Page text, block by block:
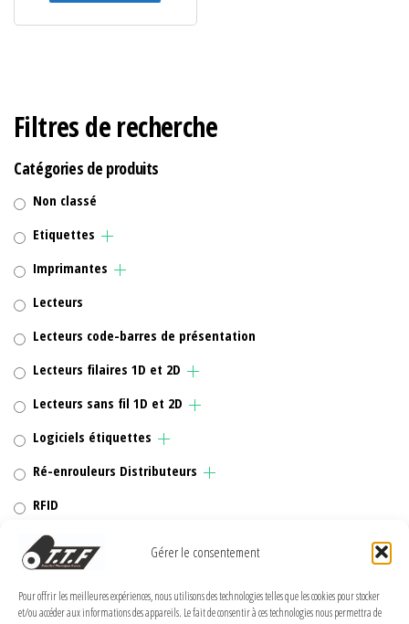
Gérer le consentement
Pour offrir les meilleures expériences, nous utilisons des technologies telles que les cookies pour stocker
et/ou accéder aux informations des appareils. Le fait de consentir à ces technologies nous permettra de
Filtres de recherche
Catégories de produits
Non classé
Etiquettes
Imprimantes
Lecteurs
Lecteurs code-barres de présentation
Lecteurs filaires 1D et 2D
Lecteurs sans fil 1D et 2D
Logiciels étiquettes
Ré-enrouleurs Distributeurs
RFID
Rubans transfert thermique
Têtes d'impression